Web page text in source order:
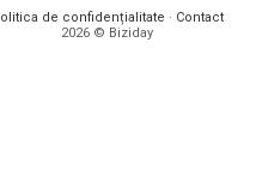
de confidențialitate · Contact
2026 © Biziday